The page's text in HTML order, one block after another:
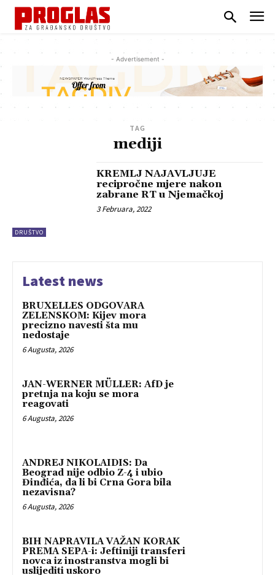
- Advertisement -
TAG
mediji
DRUŠTVO
KREMLJ NAJAVLJUJE
recipročne mjere nakon
zabrane RT u Njemačkoj
3 Februara, 2022
Latest news
BRUXELLES ODGOVARA
ZELENSKOM: Kijev mora
precizno navesti šta mu
nedostaje
6 Augusta, 2026
JAN-WERNER MÜLLER: AfD je
pretnja na koju se mora
reagovati
6 Augusta, 2026
ANDREJ NIKOLAIDIS: Da
Beograd nije odbio Z-4 i ubio
Đinđića, da li bi Crna Gora bila
nezavisna?
6 Augusta, 2026
BIH NAPRAVILA VAŽAN KORAK
PREMA SEPA-i: Jeftiniji transferi
novca iz inostranstva mogli bi
uslijediti uskoro